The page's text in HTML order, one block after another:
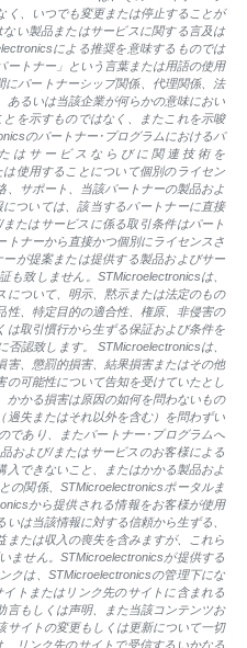
く、いつでも変更または停止することが
い製品またはサービスに関する言及は
による推奨を意味するものでは
ートナー」という言葉または用語の使用
パートナーシップ関係、代理関係、法
あるいは当該企業が何らかの意味におい
を示すものではなく、またこれを示唆
のパートナー･プログラムにおけるパ
はサービスならびに関連技術を
使用することについて個別のライセン
、サポート、当該パートナーの製品およ
ついては、該当するパートナーに直接
たはサービスに係る取引条件はパート
トナーから直接かつ個別にライセンスさ
が提案または提供する製品およびサー
も致しません。STMicroelectronicsは、
について、明示、黙示または法定のもの
性、特定目的の適合性、権原、非侵害の
は取引慣行から生ずる保証および条件を
認致します。 STMicroelectronicsは、
害、懲罰的損害、結果損害またはその他
の可能性について告知を受けていたとし
かかる損害は原因の如何を問わないもの
過失またはそれ以外を含む）を問わずい
であり、またパートナー･プログラムへ
および/またはサービスのお客様による
入できないこと、またはかかる製品およ
の関係、STMicroelectronicsポータルま
から提供される情報をお客様が使用
は当該情報に対する信頼から生ずる、
または収入の喪失を含みますが、これら
ません。STMicroelectronicsが提供する
クは、STMicroelectronicsの管理下にな
トまたはリンク先のサイトに含まれる
言もしくは声明、また当該コンテンツお
サイトの変更もしくは更新について一切
リンク先のサイトで受信するいかなる